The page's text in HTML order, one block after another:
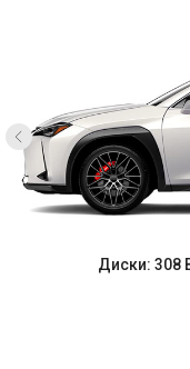
Диски: 308